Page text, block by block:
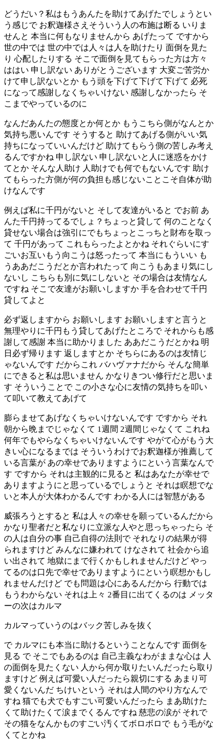
どうだい？私はもうあんたを助けてあげたでしょうとい
う感じで お釈迦様さえそういう人の布施は断る いりま
せんと 本当に何もなりませんから あげたって ですから
世の中では 世の中では人々は人を助けたり 面倒を見た
り 心配したりする そこで面倒を見てもらった方は方々
ははい 申し訳ない ありがとうございます 大変ご苦労か
けて申し訳ないとか もう頭を下げて下げて下げて 必死
になって感謝しなくちゃいけない 感謝しなかったら そ
こまでやっているのに
なんだあんたの態度とか何とか もうこちら側がなんとか
気持ち悪いんです そうすると 助けてあげる側がいい気
持ちになっていいんだけど 助けてもらう側の苦しみ考え
るんですかね 申し訳ない 申し訳ないと人に迷惑をかけ
てとか そんな人助け 人助けでも何でもないんです 助け
てもらった方側が何の負担も感じないことこそ自体が助
けなんです
例えば私に千円がないと そして友達がいると でお前 あ
んた千円持ってるでしょ？ちょっと貸して 何のことなく
貸せない場合は強引にでもちょっとこっちと財布を取っ
て 千円があって これもらったよとかね それぐらいにす
ごいお互いもう向こうは怒ったって 本当にもういい も
うああだこうだとか言われたって 向こうもあまり気にし
ないし こちらも別に気にしないと その場合は友情なん
ですね そこで友達がお願いしますか 手を合わせて千円
貸してよと
必ず返しますから お願いします お願いしますと言うと
無理やりに千円もう貸してあげたところで それからも感
謝して感謝 本当に助かりました ああだこうだとかね 明
日必ず帰ります 返しますとか そちらにあるのは友情じ
ゃないんです だからこれ バハヴァナだから そんな簡単
にできると私は思いません かなりきつい修行だと思いま
す そういうことで この小さな心に友情の気持ちを叩い
て叩いて教えてあげて
膨らませてあげなくちゃいけないんです ですから それ
朝から晩までじゃなくて 1週間 2週間じゃなくて これね
何年でもやらなくちゃいけないんです やがて心がもう大
きい心になるまでは そういうわけでお釈迦様が推薦して
いる言葉が あの幸せでありますようにという言葉なんで
す ですから それは主観的に見ると 私はあなたが幸せで
ありますようにと思っているでしょうと それは瞑想でな
いと本人が大体わかるんです わかる人には智慧がある
威張ろうとすると 私は人々の幸せを願っているんだから
かなり聖者だと私なりに立派な人やと思っちゃったら そ
の人は自分の事 自己自得の法則で それなりの結果が得
られますけど みんなに嫌われて けなされて 社会から追
い出されて 地獄にまで行くかもしれませんだけど やっ
てるのは口先で幸せでありますようにという瞑想かもし
れませんだけど でも問題は心にあるんだから 行動では
もうわからない それは上々 2番目に出てくるのは メッタ
ーの次はカルマ
カルマっていうのはバック苦しみを抜く
で カルマにも本当に助けるということなんです 面倒を
見る で そこでもあるのは 自己主義なわがままな心は 人
の面倒を見たくない 人から何か取りたいんだったら取り
ますけど 例えば可愛い人だったら親切にする あまり可
愛くないんだ ちけいという それは人間のやり方なんで
すね 猫でも犬でもすごい可愛いんだったら まあ助けた
くて助けたくて涙までくるんですね 慈悲の涙が それで
その猫をなんかものすごい汚くてボロボロで もう毛がな
くてとかね